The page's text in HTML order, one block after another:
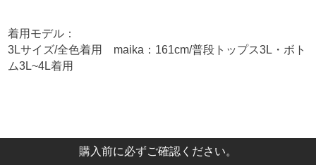
着用モデル：
3Lサイズ/全色着用 maika：161cm/普段トップス3L・ボト
ム3L~4L着用
購入前に必ずご確認ください。